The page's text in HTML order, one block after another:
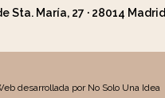
Sta. María, 27 · 28014 Madrid
desarrollada por No Solo Una Idea